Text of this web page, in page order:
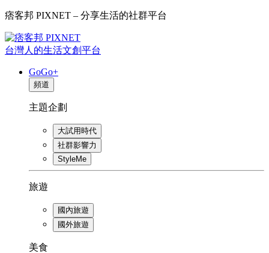
痞客邦 PIXNET – 分享生活的社群平台
台灣人的生活文創平台
GoGo+
頻道
主題企劃
大試用時代
社群影響力
StyleMe
旅遊
國內旅遊
國外旅遊
美食